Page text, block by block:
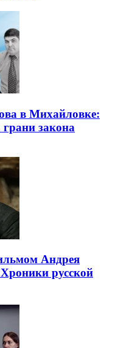
в Михайловке:
закона
Андрея
русской